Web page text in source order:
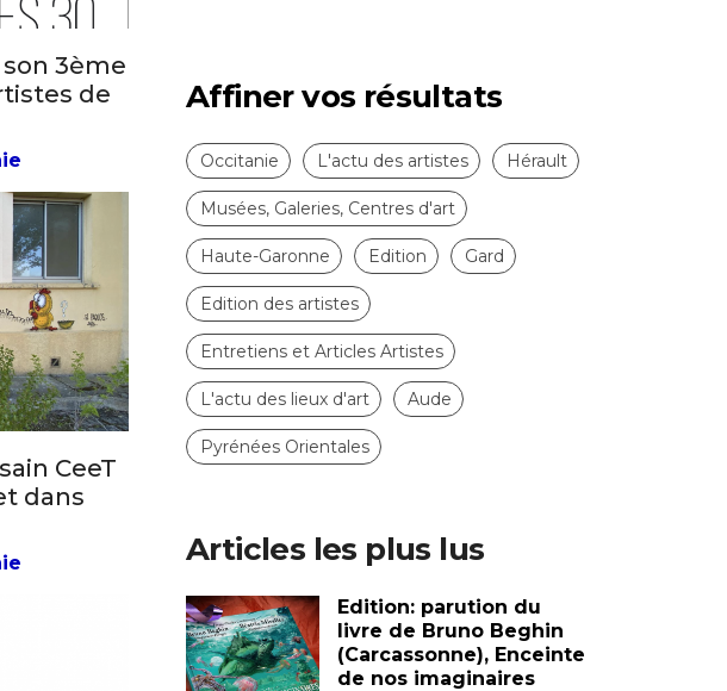
3ème
de
CeeT
dans
Affiner vos résultats
Occitanie L'actu des artistes Hérault
Musées, Galeries, Centres d'art
Haute-Garonne Edition Gard
Edition des artistes
Entretiens et Articles Artistes
L'actu des lieux d'art Aude
Pyrénées Orientales
Articles les plus lus
Edition: parution du
livre de Bruno Beghin
(Carcassonne), Enceinte
de nos imaginaires